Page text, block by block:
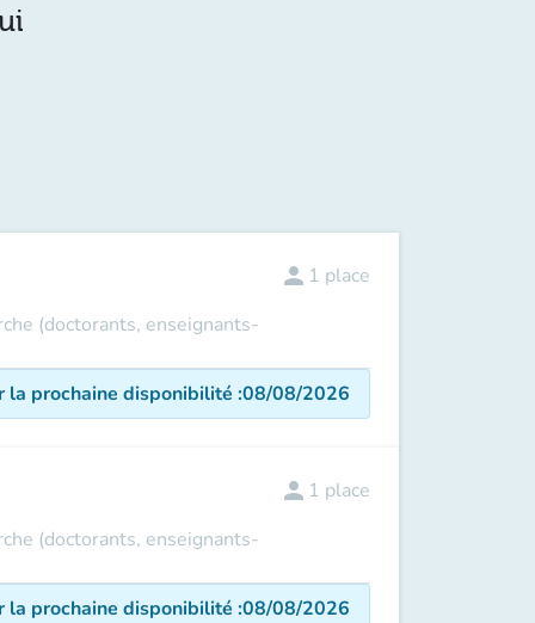
(doctorants, enseignants-
person 1 place
la prochaine disponibilité :08/08/2026
(doctorants, enseignants-
person 1 place
la prochaine disponibilité :08/08/2026